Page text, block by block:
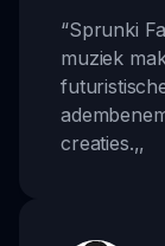
“Sprunki
muziek
creaties.,,